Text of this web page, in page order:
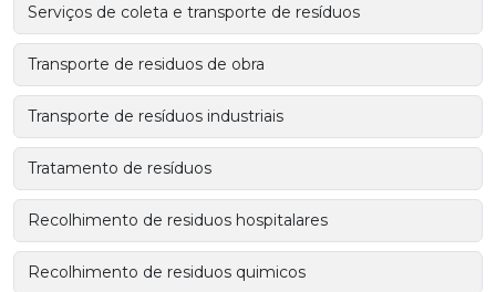
Serviços de coleta e transporte de resíduos
Transporte de residuos de obra
Transporte de resíduos industriais
Tratamento de resíduos
Recolhimento de residuos hospitalares
Recolhimento de residuos quimicos